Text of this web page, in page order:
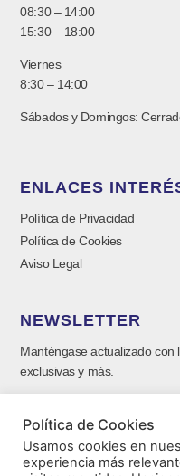
08:30 – 14:00
15:30 – 18:00
Viernes
8:30 – 14:00
Sábados y Domingos:
ENLACES
Política de Privacidad
Política de Cookies
Aviso Legal
NEWSLETTER
Manténgase actualizado con
exclusivas y más.
Política de Cookies
Usamos cookies en
experiencia más